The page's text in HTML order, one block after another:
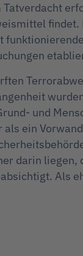
und
ein
darin